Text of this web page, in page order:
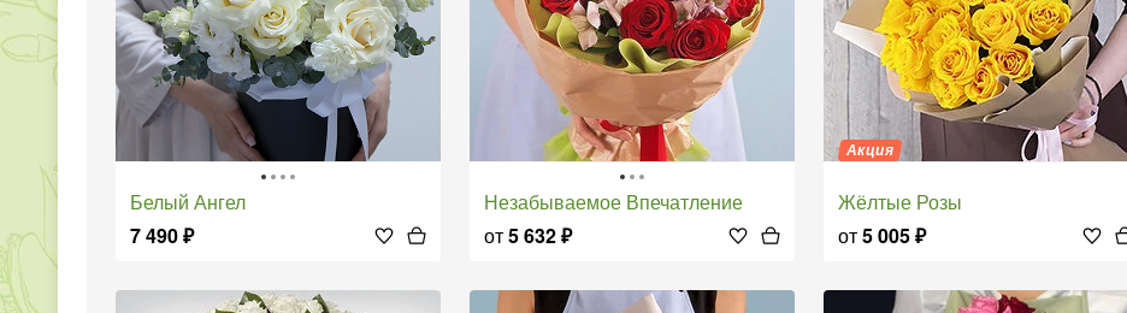
Белый Ангел
7 490₽
Незабываемое Впечатление
от5 632₽
Акция
Жёлтые Розы
от5 005₽